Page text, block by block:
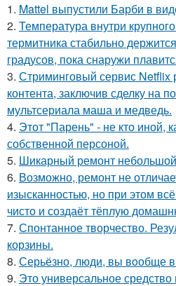
1. Mattel выпустили Барби в
2. Температура внутри
термитника стабильно
градусов, пока снаружи
3. Стриминговый сервис Netflix
контента, заключив сделку на
мультсериала маша и медведь.
4. Этот "Парень" - не кто иной,
собственной персоной.
5. Шикарный ремонт
6. Возможно, ремонт не
изысканностью, но при этом
чисто и создаёт тёплую
7. Спонтанное творчество.
корзины.
8. Серьёзно, люди, вы вoобще
9. Это универсальное средство